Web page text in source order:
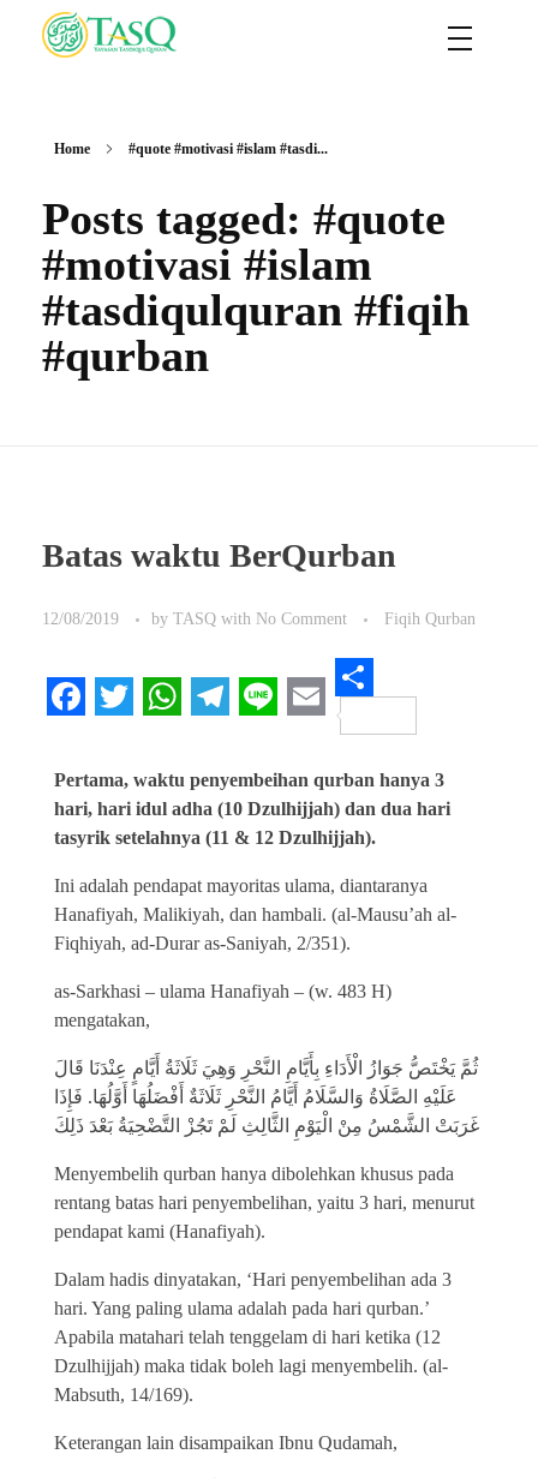
Home #quote #motivasi #islam #tasdi...
Posts tagged: #quote
#motivasi #islam
#tasdiqulquran #fiqih
#qurban
Batas waktu BerQurban
12/08/2019 by TASQ with No Comment Fiqih Qurban
a
c
e
b
o
o
k
w
i
t
t
e
r
h
a
t
s
A
p
p
e
l
e
g
r
a
m
i
n
e
m
a
i
l
S
a
r
e
Pertama, waktu penyembeihan qurban hanya 3
hari, hari idul adha (10 Dzulhijjah) dan dua hari
tasyrik setelahnya (11 & 12 Dzulhijjah).
Ini adalah pendapat mayoritas ulama, diantaranya
Hanafiyah, Malikiyah, dan hambali. (al-Mausu’ah al-
Fiqhiyah, ad-Durar as-Saniyah, 2/351).
as-Sarkhasi – ulama Hanafiyah – (w. 483 H)
mengatakan,
ثُمَّ يَخْتَصُّ جَوَازُ الْأَدَاءِ بِأَيَّامِ النَّحْرِ وَهِيَ ثَلَاثَةُ أَيَّامٍ عِنْدَنَا قَالَ
عَلَيْهِ الصَّلَاةُ وَالسَّلَامُ أَيَّامُ النَّحْرِ ثَلَاثَةٌ أَفْضَلُهَا أَوَّلُهَا. فَإِذَا
غَرَبَتْ الشَّمْسُ مِنْ الْيَوْمِ الثَّالِثِ لَمْ تَجُزْ التَّضْحِيَةُ بَعْدَ ذَلِكَ
Menyembelih qurban hanya dibolehkan khusus pada
rentang batas hari penyembelihan, yaitu 3 hari, menurut
pendapat kami (Hanafiyah).
Dalam hadis dinyatakan, ‘Hari penyembelihan ada 3
hari. Yang paling ulama adalah pada hari qurban.’
Apabila matahari telah tenggelam di hari ketika (12
Dzulhijjah) maka tidak boleh lagi menyembelih. (al-
Mabsuth, 14/169).
Keterangan lain disampaikan Ibnu Qudamah,